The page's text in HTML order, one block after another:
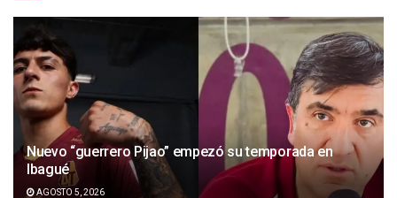
Nuevo “guerrero Pijao” empezó su temporada en
Ibagué
AGOSTO 5, 2026